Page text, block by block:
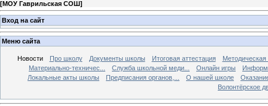
[МОУ Гаврильская СОШ]
Вход на сайт
Меню сайта
Новости Про школу Документы школы Итоговая аттестация
Методическая
Материально-техничес...
Служба школьной меди... Онлайн игры
Локальные акты школы
Предписания органов,... О нашей школе
Волонтёрское